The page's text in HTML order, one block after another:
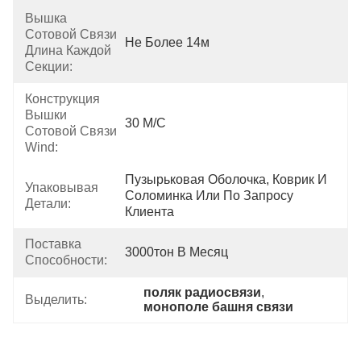
Вышка
Сотовой Связи
Длина Каждой
Секции:
Не Более 14м
Конструкция
Вышки
Сотовой Связи
Wind:
30 М/с
Упаковывая
Детали:
Пузырьковая Оболочка, Коврик И
Соломинка Или По Запросу
Клиента
Поставка
Способности:
3000тон В Месяц
Выделить:
поляк радиосвязи,
монополе башня связи